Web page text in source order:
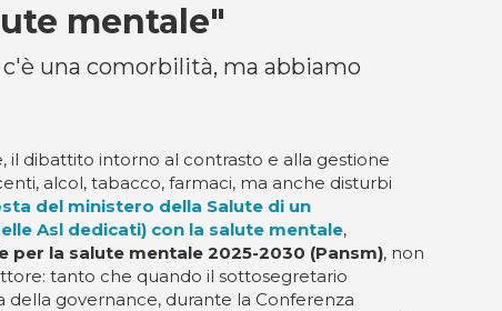
mentale"
una comorbilità, ma abbiamo
il dibattito intorno al contrasto e alla gestione
alcol, tabacco, farmaci, ma anche disturbi
del ministero della Salute di un
Asl dedicati) con la salute mentale,
per la salute mentale 2025-2030 (Pansm), non
tanto che quando il sottosegretario
della governance, durante la Conferenza